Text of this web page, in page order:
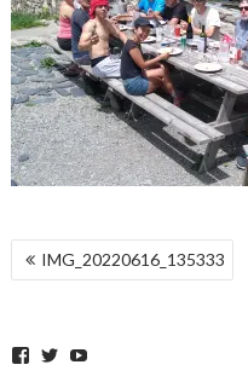
POST
NAVIGATION
IMG_20220616_135333
Facebook
TwitterYouTube